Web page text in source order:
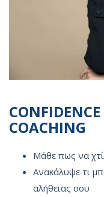
COACHING
Μάθε πως να
Ανακάλυψε τι
αλήθειας σου